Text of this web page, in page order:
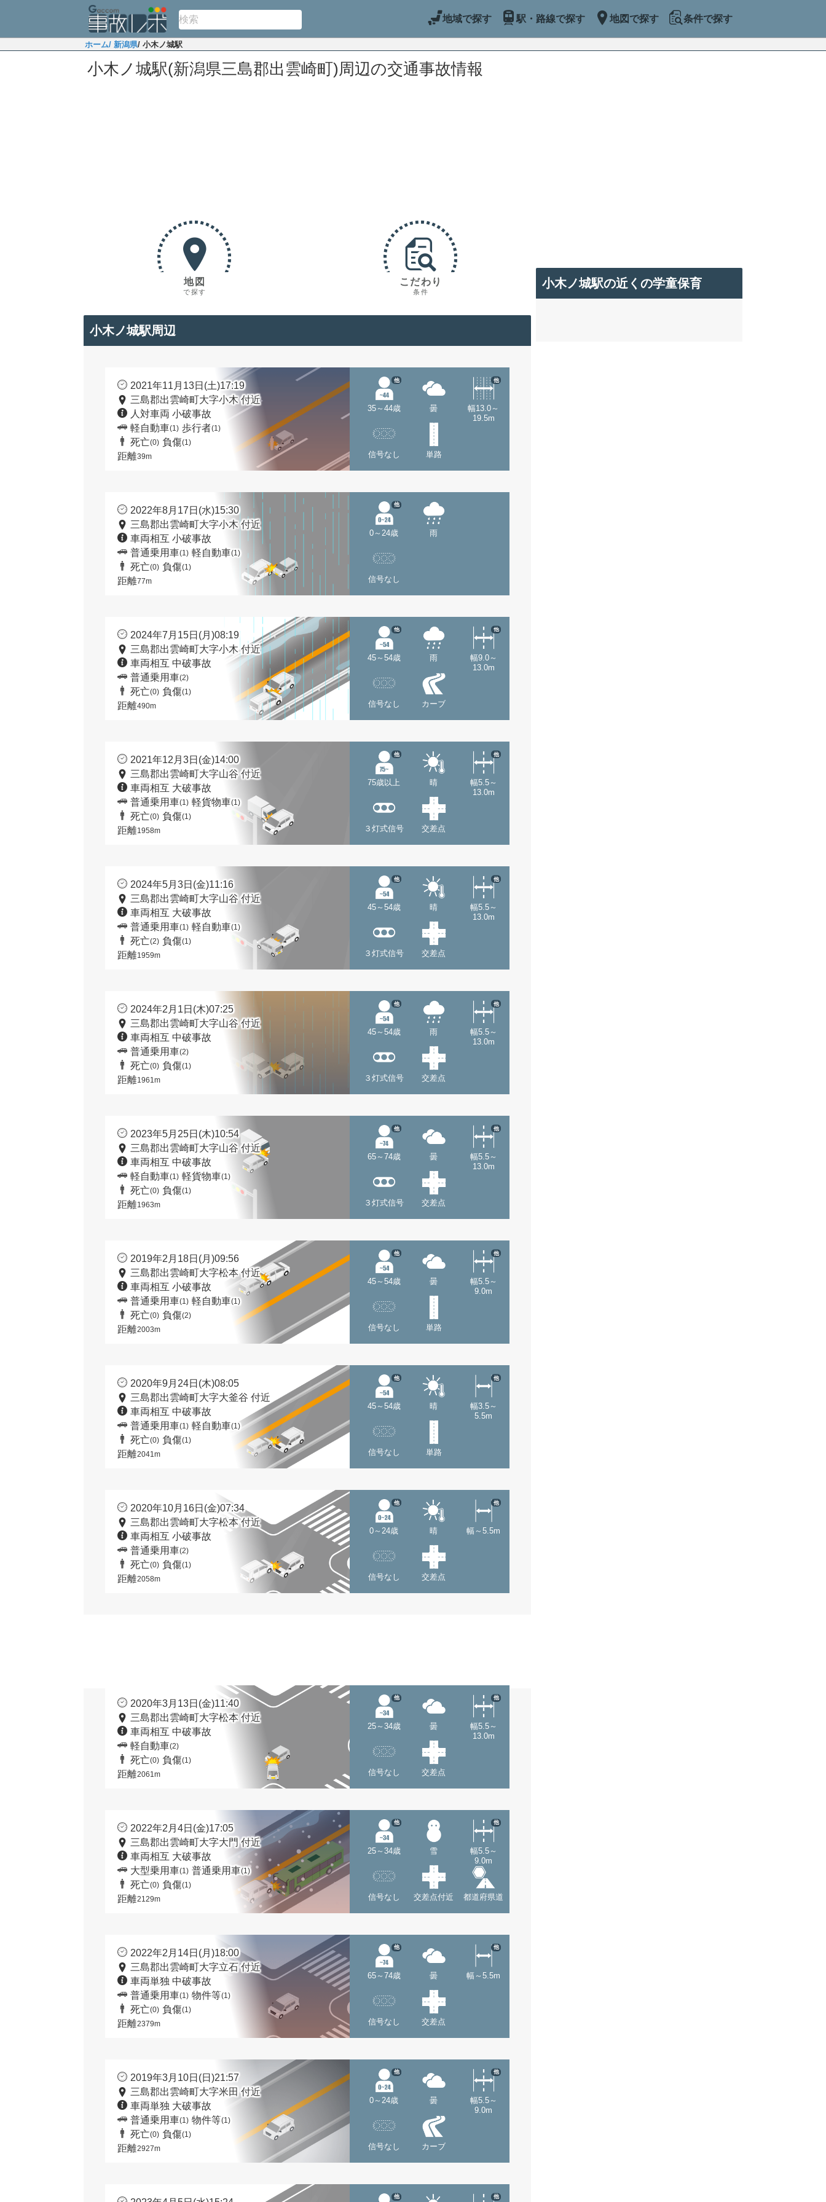
地域で探す 駅・路線で探す 地図で探す 条件で探す
ホーム/ 新潟県/ 小木ノ城駅
小木ノ城駅(新潟県三島郡出雲崎町)周辺の交通事故情報
地図
で探す
こだわり
条件
小木ノ城駅周辺
2021年11月13日(土)17:19
三島郡出雲崎町大字小木 付近
人対車両 小破事故
軽自動車(1) 歩行者(1)
死亡(0) 負傷(1)
距離39m
35～44歳
他
曇
幅13.0～
19.5m
他
信号なし 単路
2022年8月17日(水)15:30
三島郡出雲崎町大字小木 付近
車両相互 小破事故
普通乗用車(1) 軽自動車(1)
死亡(0) 負傷(1)
距離77m
0～24歳
他
雨
信号なし
2024年7月15日(月)08:19
三島郡出雲崎町大字小木 付近
車両相互 中破事故
普通乗用車(2)
死亡(0) 負傷(1)
距離490m
45～54歳
他
雨
幅9.0～
13.0m
他
信号なし カーブ
2021年12月3日(金)14:00
三島郡出雲崎町大字山谷 付近
車両相互 大破事故
普通乗用車(1) 軽貨物車(1)
死亡(0) 負傷(1)
距離1958m
75歳以上
他
晴
幅5.5～
13.0m
他
３灯式信号 交差点
2024年5月3日(金)11:16
三島郡出雲崎町大字山谷 付近
車両相互 大破事故
普通乗用車(1) 軽自動車(1)
死亡(2) 負傷(1)
距離1959m
45～54歳
他
晴
幅5.5～
13.0m
他
３灯式信号 交差点
2024年2月1日(木)07:25
三島郡出雲崎町大字山谷 付近
車両相互 中破事故
普通乗用車(2)
死亡(0) 負傷(1)
距離1961m
45～54歳
他
雨
幅5.5～
13.0m
他
３灯式信号 交差点
2023年5月25日(木)10:54
三島郡出雲崎町大字山谷 付近
車両相互 中破事故
軽自動車(1) 軽貨物車(1)
死亡(0) 負傷(1)
距離1963m
65～74歳
他
曇
幅5.5～
13.0m
他
３灯式信号 交差点
2019年2月18日(月)09:56
三島郡出雲崎町大字松本 付近
車両相互 小破事故
普通乗用車(1) 軽自動車(1)
死亡(0) 負傷(2)
距離2003m
45～54歳
他
曇
幅5.5～
9.0m
他
信号なし 単路
2020年9月24日(木)08:05
三島郡出雲崎町大字大釜谷 付近
車両相互 中破事故
普通乗用車(1) 軽自動車(1)
死亡(0) 負傷(1)
距離2041m
45～54歳
他
晴
幅3.5～
5.5m
他
信号なし 単路
2020年10月16日(金)07:34
三島郡出雲崎町大字松本 付近
車両相互 小破事故
普通乗用車(2)
死亡(0) 負傷(1)
距離2058m
0～24歳
他
晴 幅～5.5m
他
信号なし 交差点
2020年3月13日(金)11:40
三島郡出雲崎町大字松本 付近
車両相互 中破事故
軽自動車(2)
死亡(0) 負傷(1)
距離2061m
25～34歳
他
曇
幅5.5～
13.0m
他
信号なし 交差点
2022年2月4日(金)17:05
三島郡出雲崎町大字大門 付近
車両相互 大破事故
大型乗用車(1) 普通乗用車(1)
死亡(0) 負傷(1)
距離2129m
25～34歳
他
雪
幅5.5～
9.0m
他
信号なし 交差点付近 都道府県道
2022年2月14日(月)18:00
三島郡出雲崎町大字立石 付近
車両単独 中破事故
普通乗用車(1) 物件等(1)
死亡(0) 負傷(1)
距離2379m
65～74歳
他
曇 幅～5.5m
他
信号なし 交差点
2019年3月10日(日)21:57
三島郡出雲崎町大字米田 付近
車両単独 大破事故
普通乗用車(1) 物件等(1)
死亡(0) 負傷(1)
距離2927m
0～24歳
他
曇
幅5.5～
9.0m
他
信号なし カーブ
他 他
小木ノ城駅の近くの学童保育